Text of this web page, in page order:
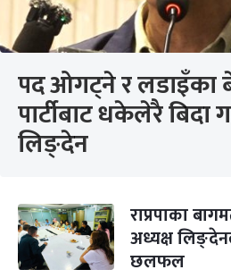
पद ओगट्ने र लडाइँका
पार्टीबाट धकेलेरै बिदा
लिङ्देन
राप्रपाका
अध्यक्ष
छलफल